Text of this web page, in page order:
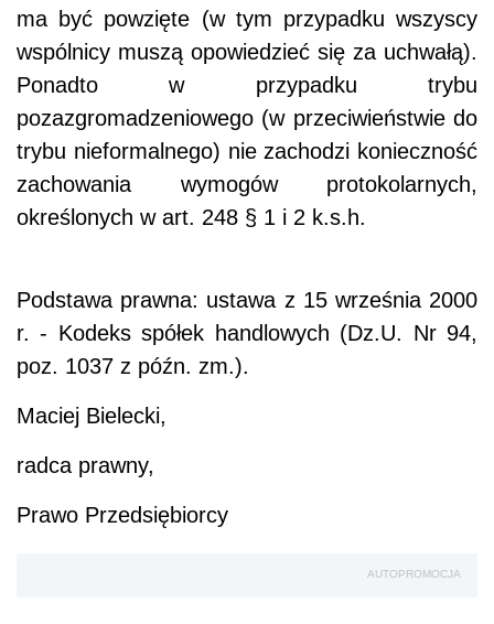
ma być powzięte (w tym przypadku wszyscy
wspólnicy muszą opowiedzieć się za uchwałą).
Ponadto w przypadku trybu
pozazgromadzeniowego (w przeciwieństwie do
trybu nieformalnego) nie zachodzi konieczność
zachowania wymogów protokolarnych,
określonych w art. 248 § 1 i 2 k.s.h.
Podstawa prawna: ustawa z 15 września 2000
r. - Kodeks spółek handlowych (Dz.U. Nr 94,
poz. 1037 z późn. zm.).
Maciej Bielecki,
radca prawny,
Prawo Przedsiębiorcy
AUTOPROMOCJA